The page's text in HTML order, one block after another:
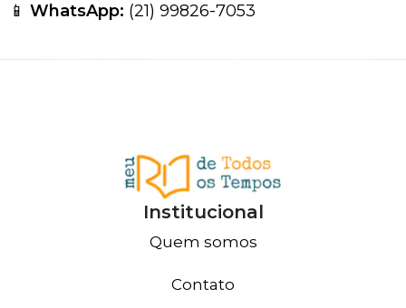
📱 WhatsApp: (21) 99826-7053
Institucional
Quem somos
Contato